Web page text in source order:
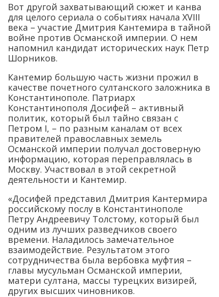
Вот другой захватывающий сюжет и канва
для целого сериала о событиях начала XVIII
века – участие Дмитрия Кантемира в тайной
войне против Османской империи. О нем
напомнил кандидат исторических наук Петр
Шорников.
Кантемир большую часть жизни прожил в
качестве почетного султанского заложника в
Константинополе. Патриарх
Константинополя Досифей – активный
политик, который был тайно связан с
Петром I, – по разным каналам от всех
правителей православных земель
Османской империи получал достоверную
информацию, которая переправлялась в
Москву. Участвовал в этой секретной
деятельности и Кантемир.
«Досифей представил Дмитрия Кантермира
российскому послу в Константинополе
Петру Андреевичу Толстому, который был
одним из лучших разведчиков своего
времени. Наладилось замечательное
взаимодействие. Результатом этого
сотрудничества была вербовка муфтия –
главы мусульман Османской империи,
матери султана, массы турецких визирей,
других высших чиновников.